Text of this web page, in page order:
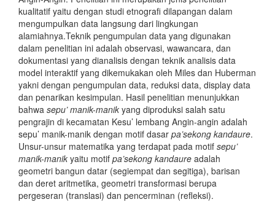
kualitatif yaitu dengan studi etnografi dilapangan dalam
mengumpulkan data langsung dari lingkungan
alamiahnya.Teknik pengumpulan data yang digunakan
dalam penelitian ini adalah observasi, wawancara, dan
dokumentasi yang dianalisis dengan teknik analisis data
model interaktif yang dikemukakan oleh Miles dan Huberman
yakni dengan pengumpulan data, reduksi data, display data
dan penarikan kesimpulan. Hasil penelitian menunjukkan
bahwa sepu’ manik-manik yang diproduksi salah satu
pengrajin di kecamatan Kesu’ lembang Angin-angin adalah
sepu’ manik-manik dengan motif dasar pa’sekong kandaure.
Unsur-unsur matematika yang terdapat pada motif sepu’
manik-manik yaitu motif pa’sekong kandaure adalah
geometri bangun datar (segiempat dan segitiga), barisan
dan deret aritmetika, geometri transformasi berupa
pergeseran (translasi) dan pencerminan (refleksi).